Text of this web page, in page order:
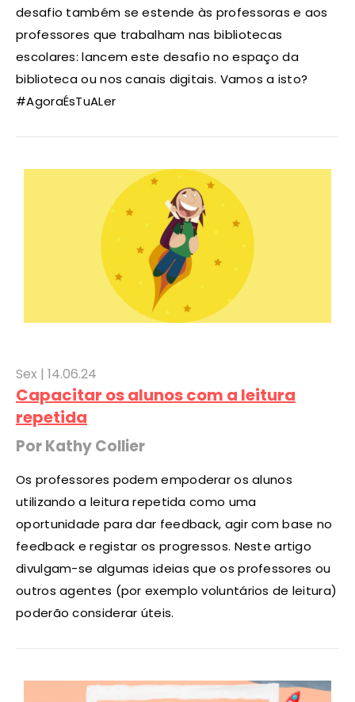
desafio também se estende às professoras e aos
professores que trabalham nas bibliotecas
escolares: lancem este desafio no espaço da
biblioteca ou nos canais digitais. Vamos a isto?
#AgoraÉsTuALer
Sex | 14.06.24
Capacitar os alunos com a leitura
repetida
Por Kathy Collier
Os professores podem empoderar os alunos
utilizando a leitura repetida como uma
oportunidade para dar feedback, agir com base no
feedback e registar os progressos. Neste artigo
divulgam-se algumas ideias que os professores ou
outros agentes (por exemplo voluntários de leitura)
poderão considerar úteis.